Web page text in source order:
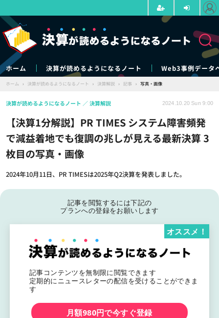
ホーム 決算が読めるようになるノート Web3事例データ
ホーム › 決算が読めるようになるノート › 決算解説 › 記事 › 写真・画像
【決算1分解説】PR TIMES システム障害頻発
で減益着地でも復調の兆しが見える最新決算 3
枚目の写真・画像
2024年10月11日、PR TIMESは2025年Q2決算を発表しました。
決算が読めるようになるノート 決算解説 2024.10.20 Sun 9:00
記事を閲覧するには下記の
プランへの登録をお願いします
記事コンテンツを無制限に閲覧できます
定期的にニュースレターの配信を受けることができま
す
オススメ！
月額980円で今すぐ登録